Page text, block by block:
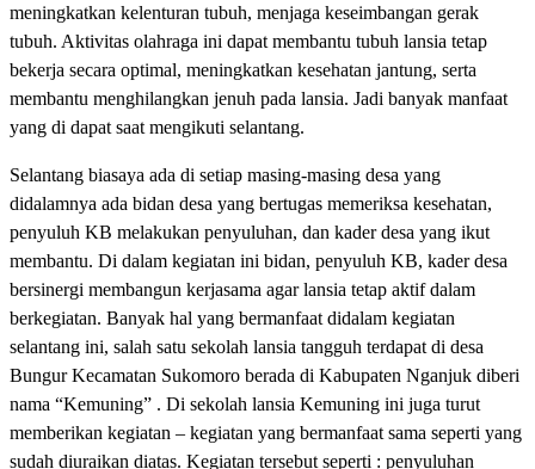
meningkatkan kelenturan tubuh, menjaga keseimbangan gerak
tubuh. Aktivitas olahraga ini dapat membantu tubuh lansia tetap
bekerja secara optimal, meningkatkan kesehatan jantung, serta
membantu menghilangkan jenuh pada lansia. Jadi banyak manfaat
yang di dapat saat mengikuti selantang.
Selantang biasaya ada di setiap masing-masing desa yang
didalamnya ada bidan desa yang bertugas memeriksa kesehatan,
penyuluh KB melakukan penyuluhan, dan kader desa yang ikut
membantu. Di dalam kegiatan ini bidan, penyuluh KB, kader desa
bersinergi membangun kerjasama agar lansia tetap aktif dalam
berkegiatan. Banyak hal yang bermanfaat didalam kegiatan
selantang ini, salah satu sekolah lansia tangguh terdapat di desa
Bungur Kecamatan Sukomoro berada di Kabupaten Nganjuk diberi
nama “Kemuning” . Di sekolah lansia Kemuning ini juga turut
memberikan kegiatan – kegiatan yang bermanfaat sama seperti yang
sudah diuraikan diatas. Kegiatan tersebut seperti : penyuluhan